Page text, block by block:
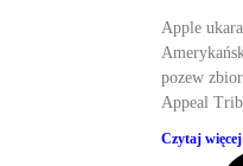
Apple
pozew
Appeal
Czytaj